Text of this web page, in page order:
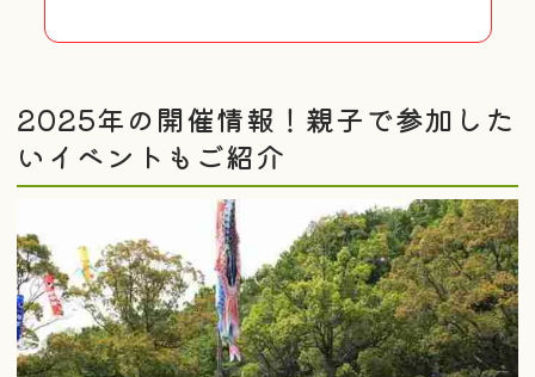
2025年の開催情報！親子で参加した
いイベントもご紹介